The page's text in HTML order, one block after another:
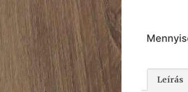
Leírás